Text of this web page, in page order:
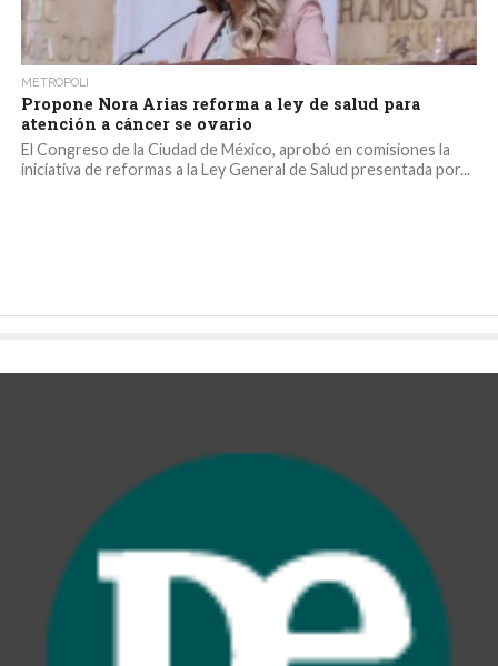
METROPOLI
Propone Nora Arias reforma a ley de salud para
atención a cáncer se ovario
El Congreso de la Ciudad de México, aprobó en comisiones la
iniciativa de reformas a la Ley General de Salud presentada por...